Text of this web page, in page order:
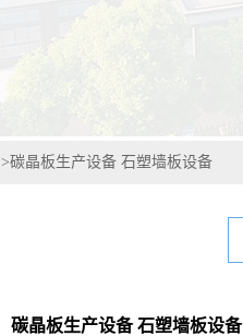
>碳晶板生产设备 石塑墙板设备
碳晶板生产设备 石塑墙板设备